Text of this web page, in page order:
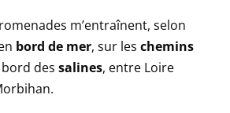
m’entraînent, selon
bord de mer, sur les chemins
des salines, entre Loire